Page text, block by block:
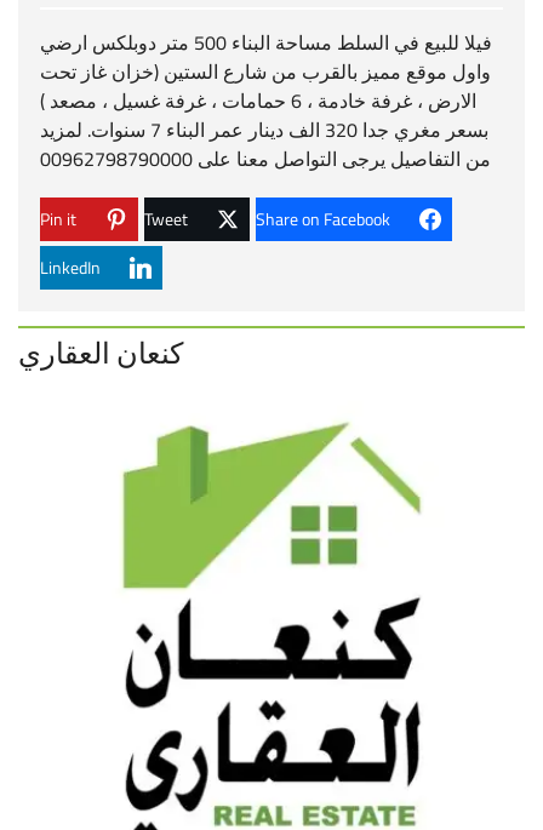
فيلا للبيع في السلط مساحة البناء 500 متر دوبلكس ارضي
واول موقع مميز بالقرب من شارع الستين (خزان غاز تحت
الارض ، غرفة خادمة ، 6 حمامات ، غرفة غسيل ، مصعد )
بسعر مغري جدا 320 الف دينار عمر البناء 7 سنوات. لمزيد
من التفاصيل يرجى التواصل معنا على 00962798790000
Share on Facebook
Tweet
Pin it
LinkedIn
كنعان العقاري